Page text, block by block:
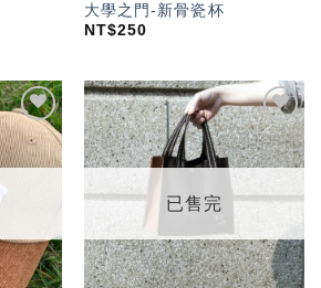
大學之門-新骨瓷杯
NT$250
加入
「願
望輕
加入
「願
望輕
已售完